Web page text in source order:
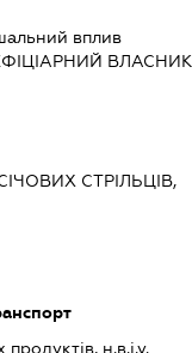
вплив
ВЛАСНИК
СТРІЛЬЦІВ,
н.в.і.у.